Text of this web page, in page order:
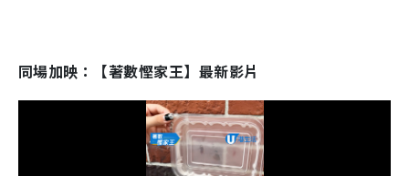
同場加映：【著數慳家王】最新影片